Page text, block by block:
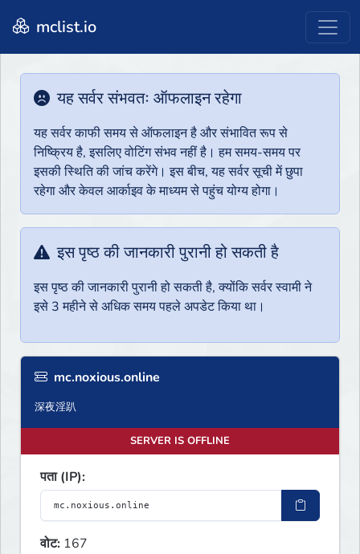
mclist.io
यह सर्वर संभवतः ऑफलाइन रहेगा
यह सर्वर काफी समय से ऑफलाइन है और संभावित रूप से
निष्क्रिय है, इसलिए वोटिंग संभव नहीं है। हम समय-समय पर
इसकी स्थिति की जांच करेंगे। इस बीच, यह सर्वर सूची में छुपा
रहेगा और केवल आर्काइव के माध्यम से पहुंच योग्य होगा।
इस पृष्ठ की जानकारी पुरानी हो सकती है
इस पृष्ठ की जानकारी पुरानी हो सकती है, क्योंकि सर्वर स्वामी ने
इसे 3 महीने से अधिक समय पहले अपडेट किया था।
mc.noxious.online
深夜淫趴
SERVER IS OFFLINE
पता (IP):
वोट: 167